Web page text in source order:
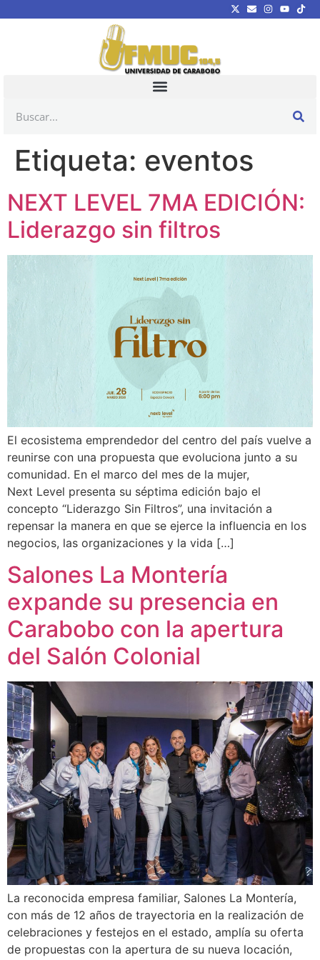
Etiqueta: eventos
NEXT LEVEL 7MA EDICIÓN:
Liderazgo sin filtros
El ecosistema emprendedor del centro del país vuelve a
reunirse con una propuesta que evoluciona junto a su
comunidad. En el marco del mes de la mujer,
Next Level presenta su séptima edición bajo el
concepto “Liderazgo Sin Filtros”, una invitación a
repensar la manera en que se ejerce la influencia en los
negocios, las organizaciones y la vida […]
Salones La Montería
expande su presencia en
Carabobo con la apertura
del Salón Colonial
La reconocida empresa familiar, Salones La Montería,
con más de 12 años de trayectoria en la realización de
celebraciones y festejos en el estado, amplía su oferta
de propuestas con la apertura de su nueva locación,